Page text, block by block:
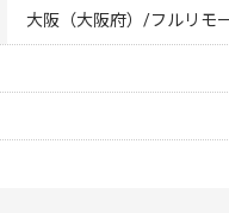
大阪（大阪府）/フルリモ